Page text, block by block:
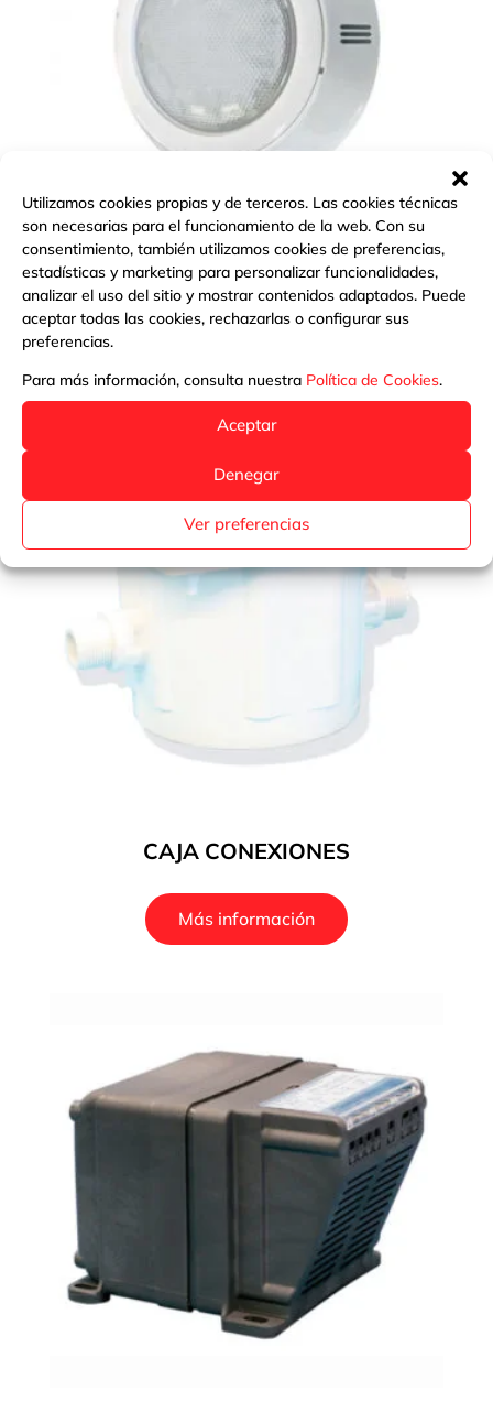
Utilizamos cookies propias y de terceros. Las cookies técnicas
son necesarias para el funcionamiento de la web. Con su
consentimiento, también utilizamos cookies de preferencias,
estadísticas y marketing para personalizar funcionalidades,
analizar el uso del sitio y mostrar contenidos adaptados. Puede
aceptar todas las cookies, rechazarlas o configurar sus
preferencias.
Para más información, consulta nuestra Política de Cookies.
Aceptar
Denegar
Ver preferencias
PROYECTOR LED, PQS
CAJA CONEXIONES
Más información